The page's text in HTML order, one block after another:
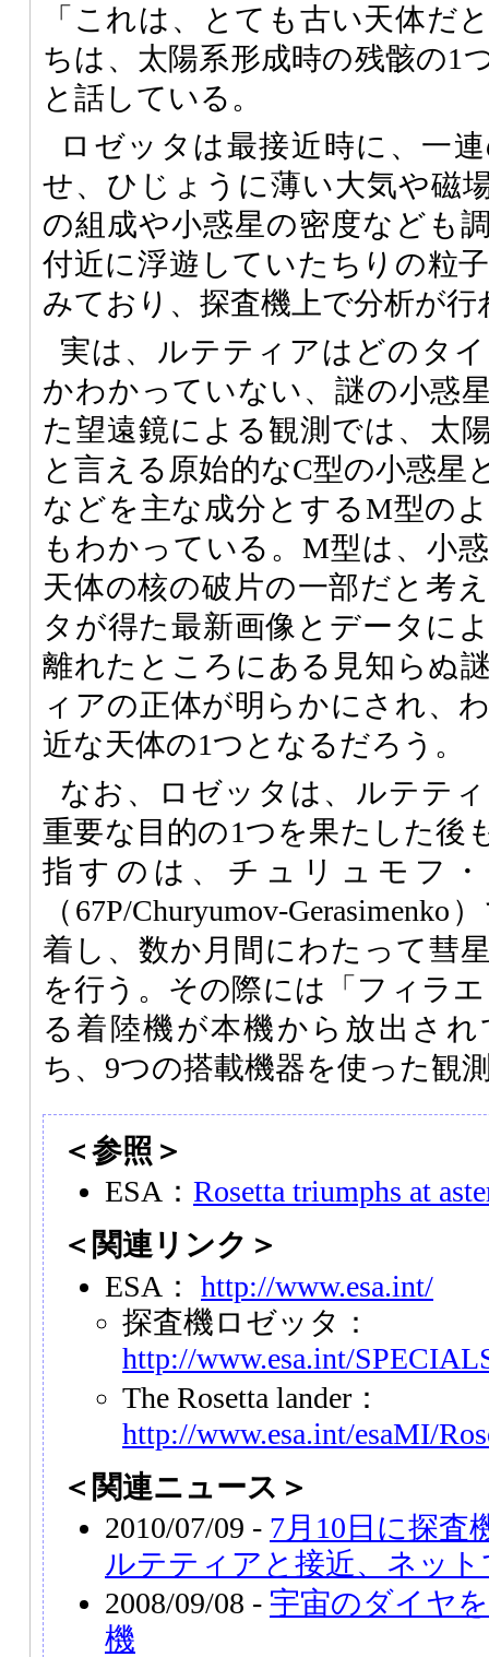
「これは、とても古い天体だ
ちは、太陽系形成時の残骸の1
と話している。
ロゼッタは最接近時に、一
せ、ひじょうに薄い大気や磁
の組成や小惑星の密度なども
付近に浮遊していたちりの粒
みており、探査機上で分析が行
実は、ルテティアはどのタ
かわかっていない、謎の小惑
た望遠鏡による観測では、太
と言える原始的なC型の小惑星
などを主な成分とするM型の
もわかっている。M型は、小
天体の核の破片の一部だと考
タが得た最新画像とデータに
離れたところにある見知らぬ
ィアの正体が明らかにされ、
近な天体の1つとなるだろう。
なお、ロゼッタは、ルテテ
重要な目的の1つを果たした後
指すのは、チュリュモフ
（67P/Churyumov-
着し、数か月間にわたって彗
を行う。その際には「フィラ
る着陸機が本機から放出さ
ち、9つの搭載機器を使った観
＜参照＞
ESA： Rosetta triumphs at
＜関連リンク＞
ESA： http://www.esa.int/
探査機ロゼッタ：
http://www.esa.int/
The Rosetta lander：
http://www.esa.int/esaMI/
＜関連ニュース＞
2010/07/09 - 7月10日に探査
ルテティアと接近、ネッ
2008/09/08 - 宇宙のダイヤ
機